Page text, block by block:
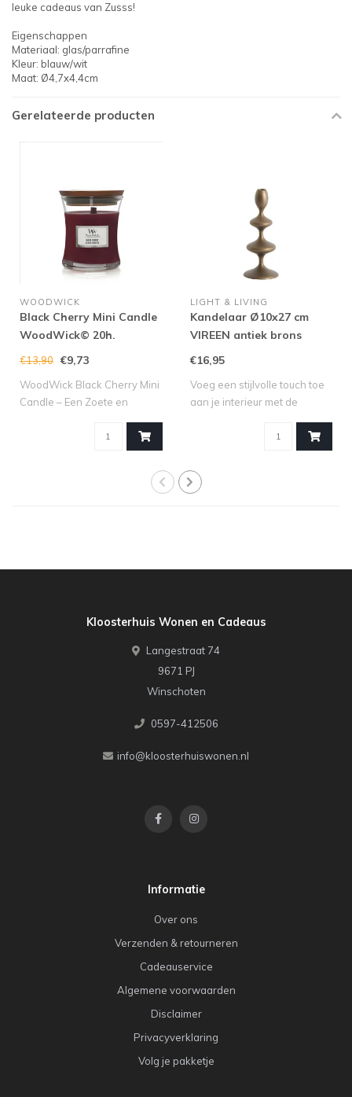
leuke cadeaus van Zusss!
Eigenschappen
Materiaal: glas/parrafine
Kleur: blauw/wit
Maat: Ø4,7x4,4cm
Gerelateerde producten
WOODWICK
Black Cherry Mini Candle
WoodWick© 20h.
€13,90 €9,73
WoodWick Black Cherry Mini
Candle – Een Zoete en
LIGHT & LIVING
Kandelaar Ø10x27 cm
VIREEN antiek brons
€16,95
Voeg een stijlvolle touch toe
aan je interieur met de
Kloosterhuis Wonen en Cadeaus
Langestraat 74
9671 PJ
Winschoten
0597-412506
info@kloosterhuiswonen.nl
Informatie
Over ons
Verzenden & retourneren
Cadeauservice
Algemene voorwaarden
Disclaimer
Privacyverklaring
Volg je pakketje